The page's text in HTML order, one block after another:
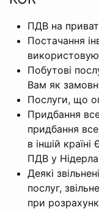
ПДВ на
Постачання
Побутові
Вам як
Послуги, що
Придбання
придбання
в іншій
ПДВ у
Деякі
послуг,
при